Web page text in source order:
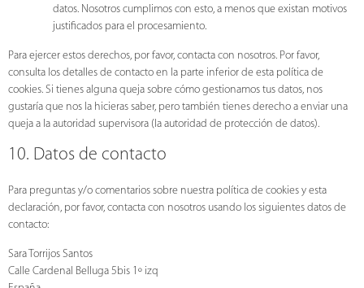
datos. Nosotros cumplimos con esto, a menos que existan motivos
justificados para el procesamiento.
Para ejercer estos derechos, por favor, contacta con nosotros. Por favor,
consulta los detalles de contacto en la parte inferior de esta política de
cookies. Si tienes alguna queja sobre cómo gestionamos tus datos, nos
gustaría que nos la hicieras saber, pero también tienes derecho a enviar una
queja a la autoridad supervisora (la autoridad de protección de datos).
10. Datos de contacto
Para preguntas y/o comentarios sobre nuestra política de cookies y esta
declaración, por favor, contacta con nosotros usando los siguientes datos de
contacto:
Sara Torrijos Santos
Calle Cardenal Belluga 5bis 1º izq